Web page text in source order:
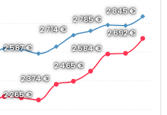
2 265 €
2 374 €
2 465 €
2 584 €
2 692 €
2 587 €
2 714 €
2 785 €
2 845 €